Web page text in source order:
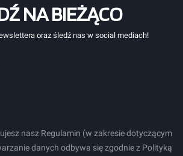
NA BIEŻĄCO
oraz śledź nas w social mediach!
nasz Regulamin (w zakresie dotyczącym
danych odbywa się zgodnie z Polityką